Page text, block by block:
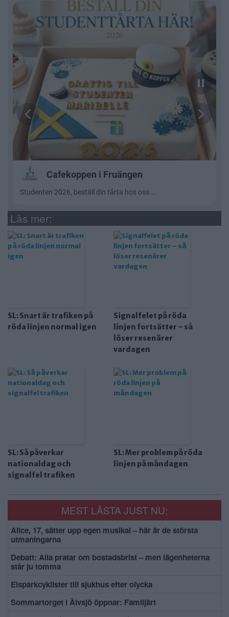
Läs mer:
SL: Snart är trafiken på
röda linjen normal igen
Signalfelet på röda
linjen fortsätter – så
löser resenärer
vardagen
SL: Så påverkar
nationaldag och
signalfel trafiken
SL: Mer problem på röda
linjen på måndagen
MEST LÄSTA JUST NU:
Alice, 17, sätter upp egen musikal – här är de största
utmaningarna
Debatt: Alla pratar om bostadsbrist – men lägenheterna
står ju tomma
Elsparkcyklister till sjukhus efter olycka
Sommartorget i Älvsjö öppnar: Familjärt